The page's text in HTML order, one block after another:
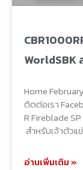
WorldSBK
Home
ติดต่อเรา
R Fireblade
สำหรับเจ้าตัว
อ่านเพิ่มเติม »